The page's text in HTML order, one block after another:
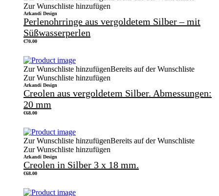
Zur Wunschliste hinzufügen
Arkandi Design
Perlenohrringe aus vergoldetem Silber – mit
Süßwasserperlen
€70.00
Zur Wunschliste hinzufügenBereits auf der Wunschliste
Zur Wunschliste hinzufügen
Arkandi Design
Creolen aus vergoldetem Silber. Abmessungen:
20 mm
€68.00
Zur Wunschliste hinzufügenBereits auf der Wunschliste
Zur Wunschliste hinzufügen
Arkandi Design
Creolen in Silber 3 x 18 mm.
€68.00